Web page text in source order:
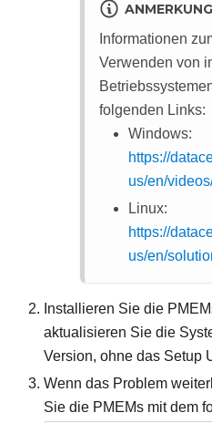
ANMERKUNG
Informationen
Verwenden von
folgenden Links:
Windows:
https://
us/en/
Linux:
https://
us/en/
Installieren Sie die
aktualisieren Sie die
Version, ohne das Setup
Wenn das Problem
Sie die PMEMs mit dem